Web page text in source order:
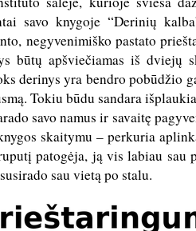
savo knygoje “Derinių
negyvenimiško pastato
būtų apšviečiamas iš dviejų
derinys yra bendro pobūdžio
Tokiu būdu sandara
savo namus ir savaitę
skaitymu – perkuria
patogėja, ją vis labiau sau
sau vietą po stalu.